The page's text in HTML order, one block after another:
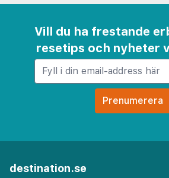
Vill du ha frestande
resetips och nyheter
destination.se